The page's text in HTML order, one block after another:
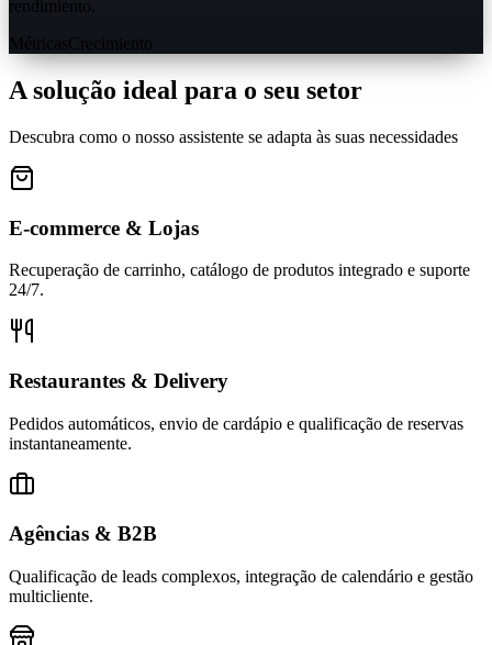
rendimiento.
MétricasCrecimiento
A solução ideal para o seu setor
Descubra como o nosso assistente se adapta às suas necessidades
E-commerce & Lojas
Recuperação de carrinho, catálogo de produtos integrado e suporte
24/7.
Restaurantes & Delivery
Pedidos automáticos, envio de cardápio e qualificação de reservas
instantaneamente.
Agências & B2B
Qualificação de leads complexos, integração de calendário e gestão
multicliente.